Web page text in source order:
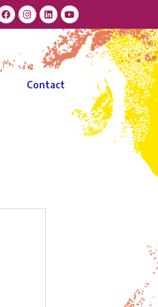
Contact